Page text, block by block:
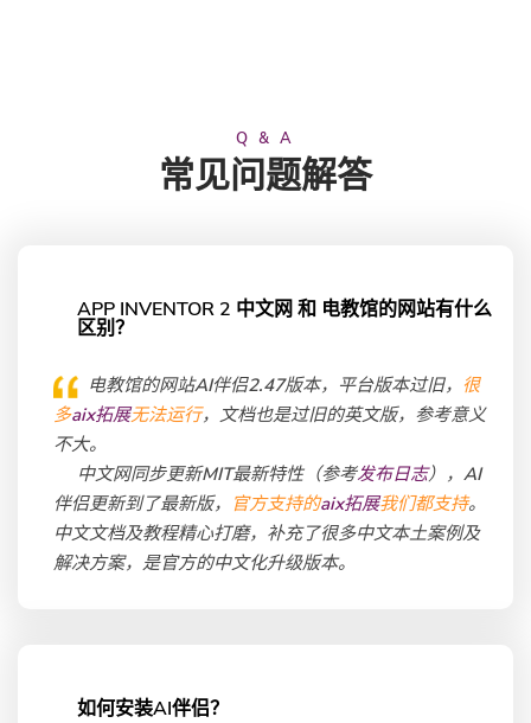
Q & A
常见问题解答
APP INVENTOR 2 中文网 和 电教馆的网站有什么
区别？
电教馆的网站AI伴侣2.47版本，平台版本过旧， 很
多aix拓展无法运行，文档也是过旧的英文版，参考意义
不大。
中文网同步更新MIT最新特性（参考发布日志），AI
伴侣更新到了最新版， 官方支持的aix拓展我们都支持。
中文文档及教程精心打磨，补充了很多中文本土案例及
解决方案，是官方的中文化升级版本。
如何安装AI伴侣？